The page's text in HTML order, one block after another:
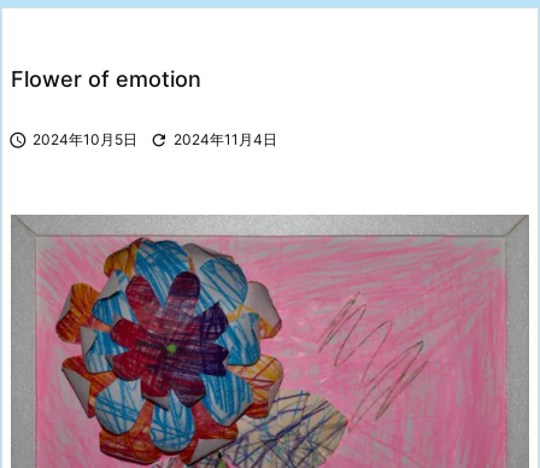
Flower of emotion
 2024年10月5日  2024年11月4日